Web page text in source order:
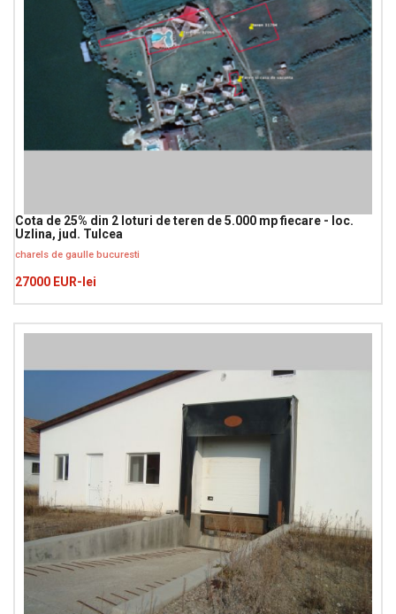
Cota de 25% din 2 loturi de teren de 5.000 mp fiecare - loc.
Uzlina, jud. Tulcea
charels de gaulle bucuresti
27000 EUR-lei